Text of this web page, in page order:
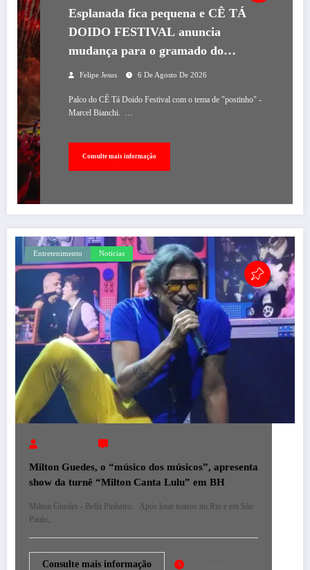
Esplanada fica pequena e CÊ TÁ
DOIDO FESTIVAL anuncia
mudança para o gramado do
Mineirão
Felipe Jesus 6 De Agosto De 2026
Palco do CÊ Tá Doido Festival com o tema de "postinho" -
Marcel Bianchi. …
Consulte mais informação
Entretenimento Noticias
Milton Guedes, o “músico dos músicos”, apresenta
show da turnê “Milton Canta Lulu” em BH
Milton Guedes - Bella Pinheiro. Após lotar teatros no Rio e em São
Paulo,…
Consulte mais informação